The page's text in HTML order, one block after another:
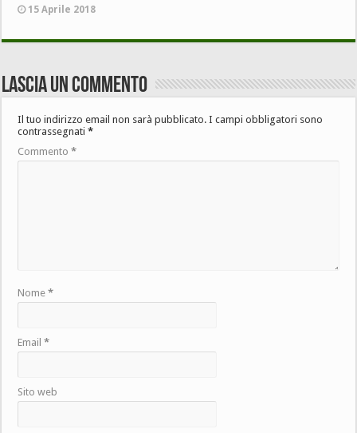
15 Aprile 2018
Lascia un commento
Il tuo indirizzo email non sarà pubblicato. I campi obbligatori sono
contrassegnati*
Commento*
Nome*
Email*
Sito web